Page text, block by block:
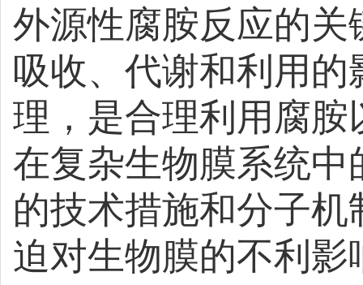
外源性腐胺反应的
吸收、代谢和利用
理，是合理利用腐
在复杂生物膜系统
的技术措施和分子
迫对生物膜的不利